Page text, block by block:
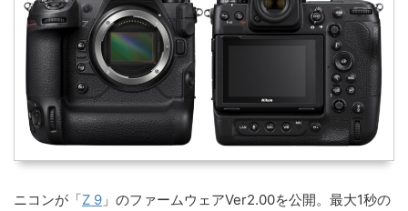
ニコンが「Z 9 」のファームウェアVer2.00を公開。最大1秒の